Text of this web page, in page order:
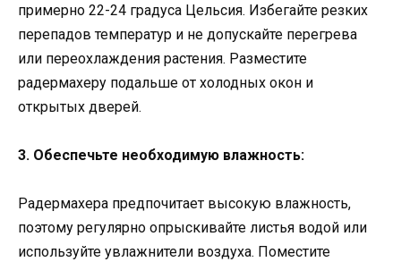
примерно 22-24 градуса Цельсия. Избегайте резких
перепадов температур и не допускайте перегрева
или переохлаждения растения. Разместите
радермахеру подальше от холодных окон и
открытых дверей.
3. Обеспечьте необходимую влажность:
Радермахера предпочитает высокую влажность,
поэтому регулярно опрыскивайте листья водой или
используйте увлажнители воздуха. Поместите